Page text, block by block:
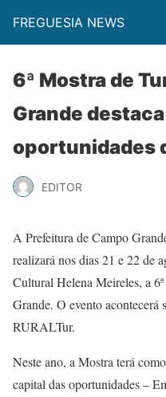
FREGUESIA NEWS
6ª Mostra de
Grande
oportunidades
EDITOR
A Prefeitura de Campo
realizará nos dias 21 e 22 de
Cultural Helena Meireles, a
Grande. O evento acontecerá
RURALTur.
Neste ano, a Mostra terá
capital das oportunidades –